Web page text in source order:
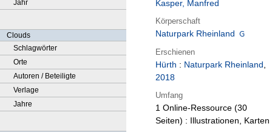
Jahr
Clouds
Schlagwörter
Orte
Autoren / Beteiligte
Verlage
Jahre
Kasper, Manfred
Körperschaft
Naturpark Rheinland
Erschienen
Hürth : Naturpark Rheinland,
2018
Umfang
1 Online-Ressource (30
Seiten) : Illustrationen, Karten